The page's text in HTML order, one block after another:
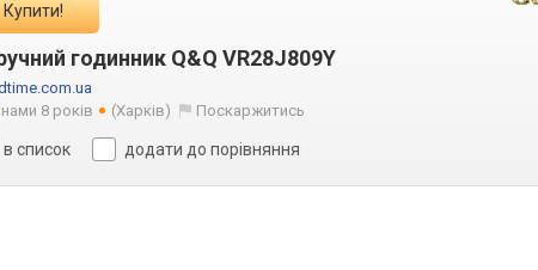
Купити!
годинник Q&Q VR28J809Y
8 років
(Харків) Поскаржитись
в список додати до порівняння